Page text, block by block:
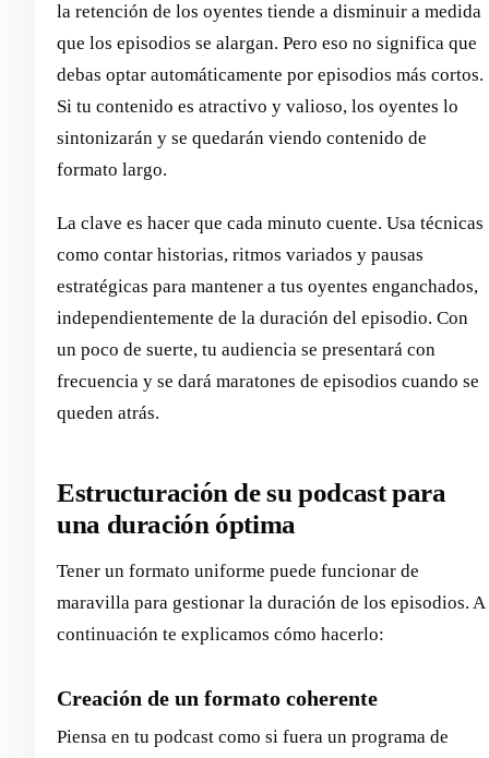
la retención de los oyentes tiende a disminuir a medida
que los episodios se alargan. Pero eso no significa que
debas optar automáticamente por episodios más cortos.
Si tu contenido es atractivo y valioso, los oyentes lo
sintonizarán y se quedarán viendo contenido de
formato largo.
La clave es hacer que cada minuto cuente. Usa técnicas
como contar historias, ritmos variados y pausas
estratégicas para mantener a tus oyentes enganchados,
independientemente de la duración del episodio. Con
un poco de suerte, tu audiencia se presentará con
frecuencia y se dará maratones de episodios cuando se
queden atrás.
Estructuración de su podcast para
una duración óptima
Tener un formato uniforme puede funcionar de
maravilla para gestionar la duración de los episodios. A
continuación te explicamos cómo hacerlo:
Creación de un formato coherente
Piensa en tu podcast como si fuera un programa de